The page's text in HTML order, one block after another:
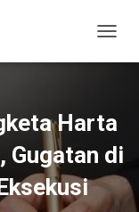
O
E
A
V
Harta
Gugatan di